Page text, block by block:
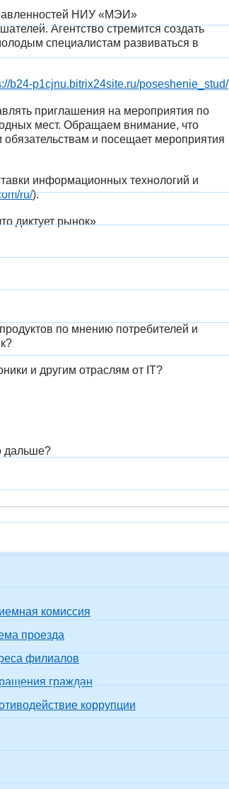
НИУ «МЭИ»
Агентство стремится создать
специалистам развиваться в
b24-p1cjnu.bitrix24site.ru/poseshenie_stud/
приглашения на мероприятия по
мест. Обращаем внимание, что
обязательствам и посещает мероприятия
информационных технологий и
ru/).
диктует рынок»
по мнению потребителей и
и другим отраслям от IT?
дальше?
комиссия
проезда
филиалов
граждан
коррупции